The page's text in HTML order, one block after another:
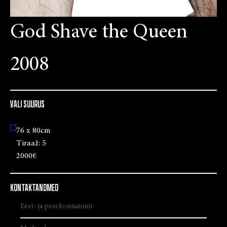
God Shave the Queen
2008
VALI SUURUS
76 x 80cm
Tiraaž: 5
2000€
KONTAKTANDMED